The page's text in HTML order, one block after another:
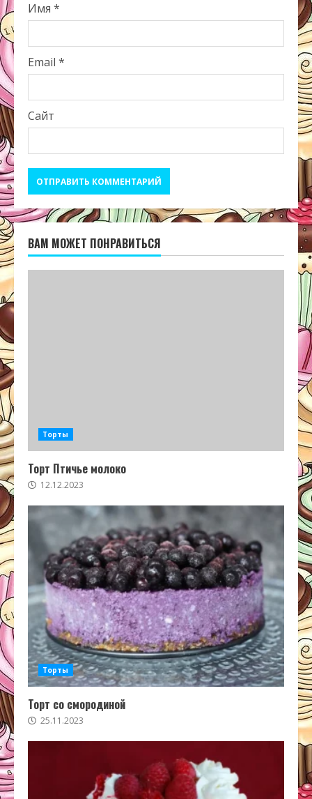
Имя *
Email *
Сайт
ВАМ МОЖЕТ ПОНРАВИТЬСЯ
Торты
Торт Птичье молоко
12.12.2023
Торты
Торт со смородиной
25.11.2023